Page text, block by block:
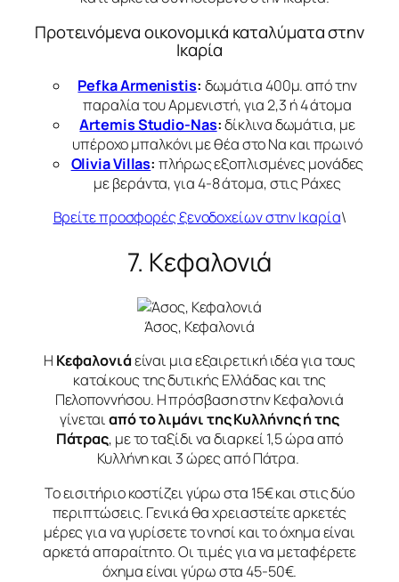
Προτεινόμενα οικονομικά καταλύματα στην
Ικαρία
Pefka Armenistis: δωμάτια 400μ. από την
παραλία του Αρμενιστή, για 2,3 ή 4 άτομα
Artemis Studio-Nas:δίκλινα δωμάτια, με
υπέροχο μπαλκόνι με θέα στο Να και πρωινό
Olivia Villas:πλήρως εξοπλισμένες μονάδες
με βεράντα, για 4-8 άτομα, στις Ράχες
Βρείτε προσφορές ξενοδοχείων στην Ικαρία\
7. Κεφαλονιά
Άσος, Κεφαλονιά
Η Κεφαλονιάείναι μια εξαιρετική ιδέα για τους
κατοίκους της δυτικής Ελλάδας και της
Πελοποννήσου. Η πρόσβαση στην Κεφαλονιά
γίνεταιαπό το λιμάνι της Κυλλήνης ή της
Πάτρας, με το ταξίδι να διαρκεί 1,5 ώρα από
Κυλλήνη και 3 ώρες από Πάτρα.
Το εισιτήριο κοστίζει γύρω στα 15€ και στις δύο
περιπτώσεις. Γενικά θα χρειαστείτε αρκετές
μέρες για να γυρίσετε το νησί και το όχημα είναι
αρκετά απαραίτητο. Οι τιμές για να μεταφέρετε
όχημα είναι γύρω στα 45-50€.